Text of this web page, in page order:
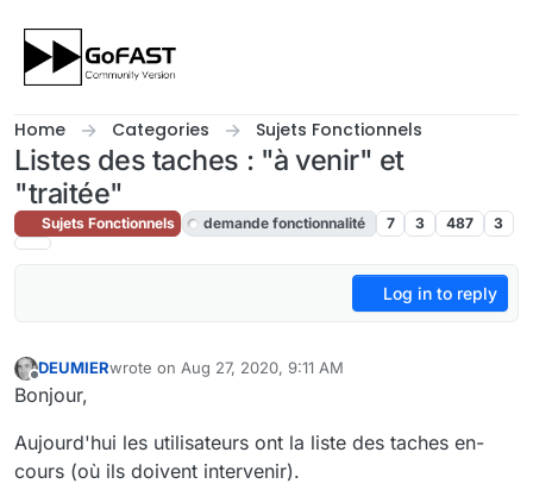
Home Categories Sujets Fonctionnels
Listes des taches : "à venir" et
"traitée"
Sujets Fonctionnels demande fonctionnalité 7 3 487 3
Log in to reply
Offline
DEUMIERwrote on Aug 27, 2020, 9:11 AM
last edited by cpotterAug 28, 2020, 11:32 AM
Bonjour,
Aujourd'hui les utilisateurs ont la liste des taches en-
cours (où ils doivent intervenir).